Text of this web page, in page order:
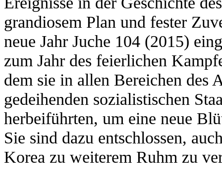
grandiosem Plan und fester
neue Jahr Juche 104 (2015)
zum Jahr des feierlichen
dem sie in allen Bereichen des
gedeihenden sozialistischen
herbeiführten, um eine neue
Sie sind dazu entschlossen,
Korea zu weiterem Ruhm zu